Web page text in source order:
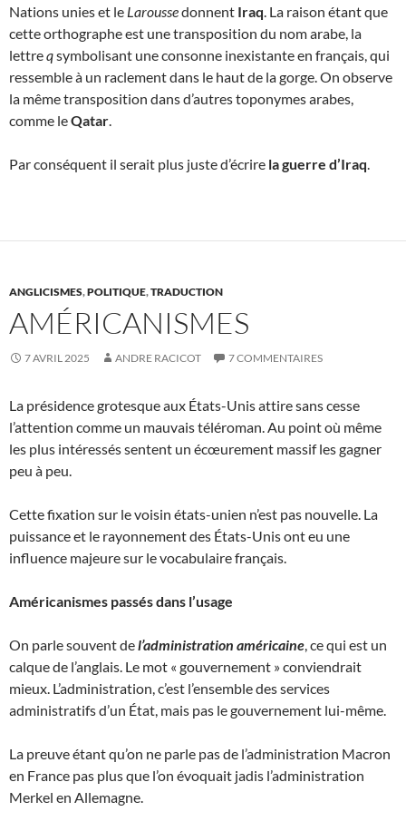
Nations unies et le Laroussedonnent Iraq. La raison étant que
cette orthographe est une transposition du nom arabe, la
lettreqsymbolisant une consonne inexistante en français, qui
ressemble à un raclement dans le haut de la gorge. On observe
la même transposition dans d’autres toponymes arabes,
comme leQatar.
Par conséquent il serait plus juste d’écrire la guerre d’Iraq.
ANGLICISMES,POLITIQUE,TRADUCTION
AMÉRICANISMES
7 AVRIL 2025 ANDRE RACICOT 7 COMMENTAIRES
La présidence grotesque aux États-Unis attire sans cesse
l’attention comme un mauvais téléroman. Au point où même
les plus intéressés sentent un écœurement massif les gagner
peu à peu.
Cette fixation sur le voisin états-unien n’est pas nouvelle. La
puissance et le rayonnement des États-Unis ont eu une
influence majeure sur le vocabulaire français.
Américanismes passés dans l’usage
On parle souvent del’administration américaine, ce qui est un
calque de l’anglais. Le mot « gouvernement » conviendrait
mieux. L’administration, c’est l’ensemble des services
administratifs d’un État, mais pas le gouvernement lui-même.
La preuve étant qu’on ne parle pas de l’administration Macron
en France pas plus que l’on évoquait jadis l’administration
Merkel en Allemagne.